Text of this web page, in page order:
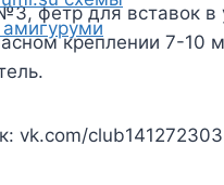
фетр для вставок в
креплении 7-10
vk.com/club141272303